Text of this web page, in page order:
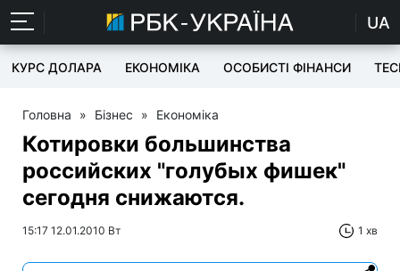
UA
КУРС ДОЛАРА ЕКОНОМІКА ОСОБИСТІ ФІНАНСИ
Головна » Бізнес » Економіка
Котировки большинства
российских "голубых фишек"
сегодня снижаются.
15:17 12.01.2010 Вт 1 хв